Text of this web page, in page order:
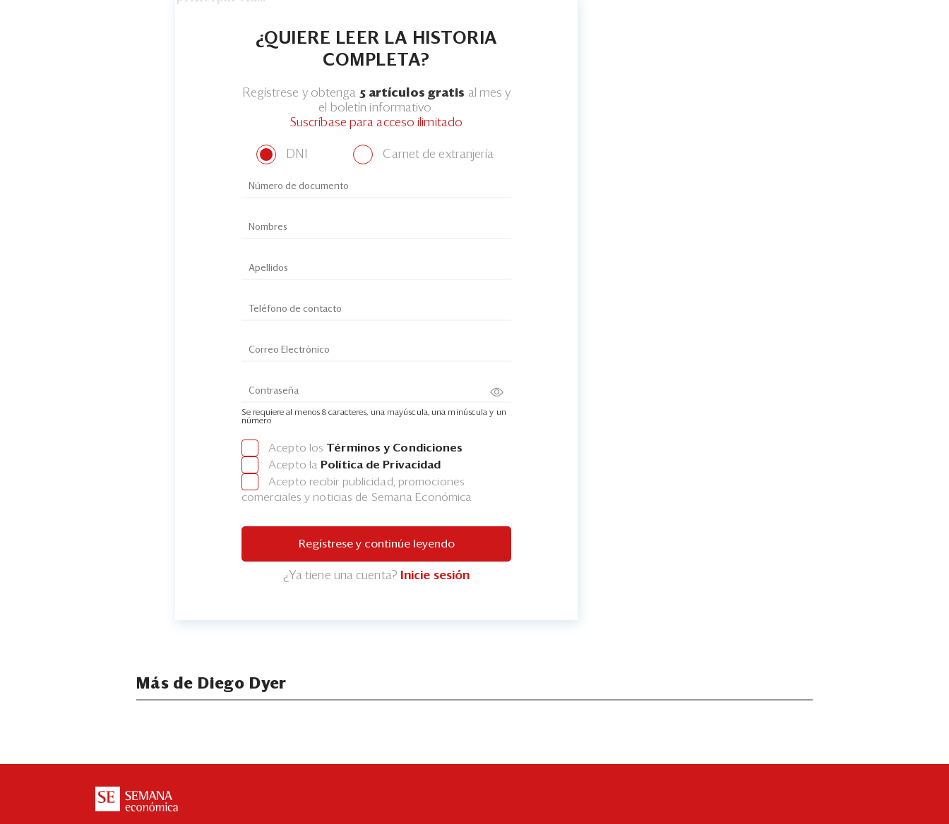
¿QUIERE LEER LA HISTORIA
COMPLETA?
Regístrese y obtenga 5 artículos gratis al mes y
el boletín informativo.
Suscríbase para acceso ilimitado
DNI Carnet de extranjería
Se requiere al menos 8 caracteres, una mayúscula, una minúscula y un
número
Acepto los Términos y Condiciones
Acepto la Política de Privacidad
Acepto recibir publicidad, promociones
comerciales y noticias de Semana Económica
Regístrese y continúe leyendo
¿Ya tiene una cuenta? Inicie sesión
Más de Diego Dyer